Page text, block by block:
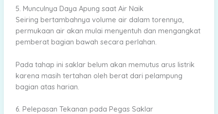
5. Munculnya Daya Apung saat Air Naik
Seiring bertambahnya volume air dalam torennya,
permukaan air akan mulai menyentuh dan mengangkat
pemberat bagian bawah secara perlahan.
Pada tahap ini saklar belum akan memutus arus listrik
karena masih tertahan oleh berat dari pelampung
bagian atas harian.
6. Pelepasan Tekanan pada Pegas Saklar